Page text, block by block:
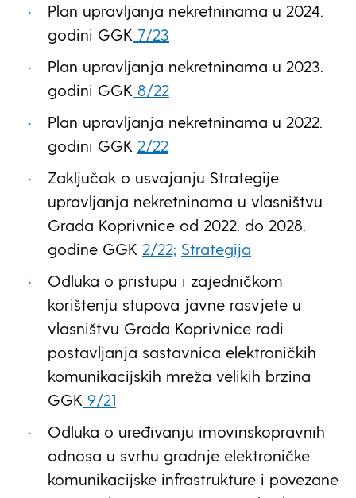
Plan upravljanja nekretninama u 2024.
godini GGK 7/23
Plan upravljanja nekretninama u 2023.
godini GGK 8/22
Plan upravljanja nekretninama u 2022.
godini GGK 2/22
Zaključak o usvajanju Strategije
upravljanja nekretninama u vlasništvu
Grada Koprivnice od 2022. do 2028.
godine GGK 2/22; Strategija
Odluka o pristupu i zajedničkom
korištenju stupova javne rasvjete u
vlasništvu Grada Koprivnice radi
postavljanja sastavnica elektroničkih
komunikacijskih mreža velikih brzina
GGK 9/21
Odluka o uređivanju imovinskopravnih
odnosa u svrhu gradnje elektroničke
komunikacijske infrastrukture i povezane